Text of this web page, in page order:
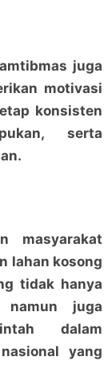
juga
motivasi
konsisten
serta
masyarakat
lahan kosong
tidak hanya
namun juga
dalam
yang